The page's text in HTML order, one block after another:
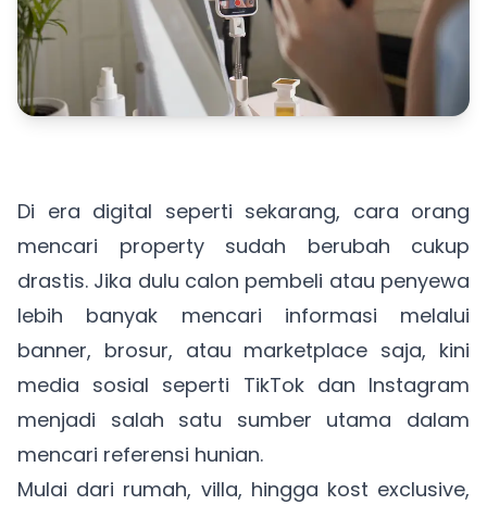
Di era digital seperti sekarang, cara orang
mencari property sudah berubah cukup
drastis. Jika dulu calon pembeli atau penyewa
lebih banyak mencari informasi melalui
banner, brosur, atau marketplace saja, kini
media sosial seperti TikTok dan Instagram
menjadi salah satu sumber utama dalam
mencari referensi hunian.
Mulai dari rumah, villa, hingga kost exclusive,